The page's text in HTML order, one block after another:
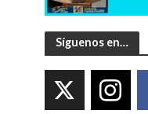
Síguenos en…